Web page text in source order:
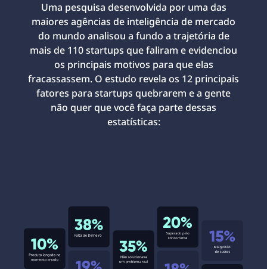
Uma pesquisa desenvolvida por uma das
maiores agências de inteligência de mercado
do mundo analisou a fundo a trajetória de
mais de 110 startups que faliram e evidenciou
os principais motivos para que elas
fracassassem. O estudo revela os 12 principais
fatores para startups quebrarem e a gente
não quer que você faça parte dessas
estatísticas: